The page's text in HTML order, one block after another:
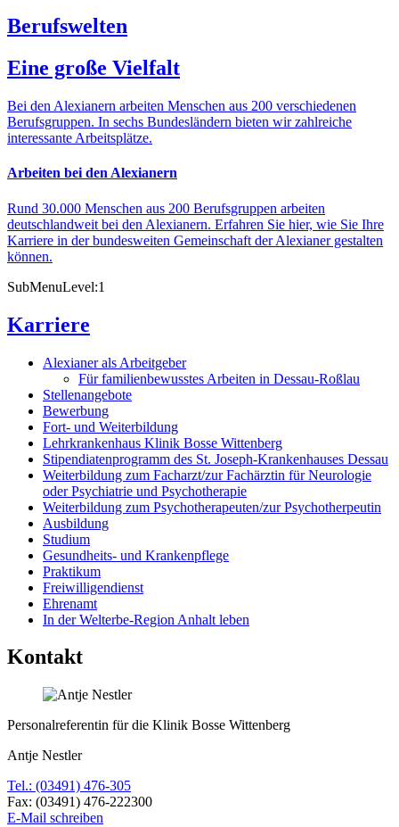
Berufswelten
Eine große Vielfalt
Bei den Alexianern arbeiten Menschen aus 200 verschiedenen
Berufsgruppen. In sechs Bundesländern bieten wir zahlreiche
interessante Arbeitsplätze.
Arbeiten bei den Alexianern
Rund 30.000 Menschen aus 200 Berufsgruppen arbeiten
deutschlandweit bei den Alexianern. Erfahren Sie hier, wie Sie Ihre
Karriere in der bundesweiten Gemeinschaft der Alexianer gestalten
können.
SubMenuLevel:1
Karriere
Alexianer als Arbeitgeber
Für familienbewusstes Arbeiten in Dessau-Roßlau
Stellenangebote
Bewerbung
Fort- und Weiterbildung
Lehrkrankenhaus Klinik Bosse Wittenberg
Stipendiatenprogramm des St. Joseph-Krankenhauses Dessau
Weiterbildung zum Facharzt/zur Fachärztin für Neurologie
oder Psychiatrie und Psychotherapie
Weiterbildung zum Psychotherapeuten/zur Psychotherpeutin
Ausbildung
Studium
Gesundheits- und Krankenpflege
Praktikum
Freiwilligendienst
Ehrenamt
In der Welterbe-Region Anhalt leben
Kontakt
Personalreferentin für die Klinik Bosse Wittenberg
Antje Nestler
Tel.: (03491) 476-305
Fax: (03491) 476-​222300
E-​Mail schreiben